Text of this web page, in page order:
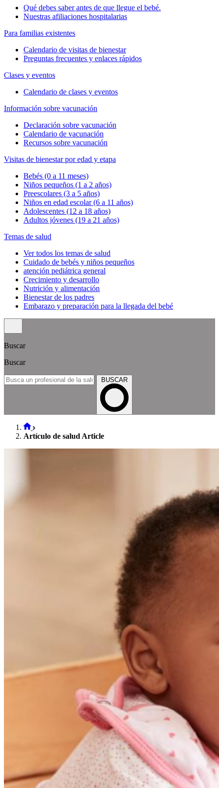
Qué debes saber antes de que llegue el bebé.
Nuestras afiliaciones hospitalarias
Para familias existentes
Calendario de visitas de bienestar
Preguntas frecuentes y enlaces rápidos
Clases y eventos
Calendario de clases y eventos
Información sobre vacunación
Declaración sobre vacunación
Calendario de vacunación
Recursos sobre vacunación
Visitas de bienestar por edad y etapa
Bebés (0 a 11 meses)
Niños pequeños (1 a 2 años)
Preescolares (3 a 5 años)
Niños en edad escolar (6 a 11 años)
Adolescentes (12 a 18 años)
Adultos jóvenes (19 a 21 años)
Temas de salud
Ver todos los temas de salud
Cuidado de bebés y niños pequeños
atención pediátrica general
Crecimiento y desarrollo
Nutrición y alimentación
Bienestar de los padres
Embarazo y preparación para la llegada del bebé
Buscar
Buscar
BUSCAR
Artículo de salud Article